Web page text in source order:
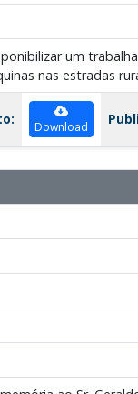
um
nas estradas
Download